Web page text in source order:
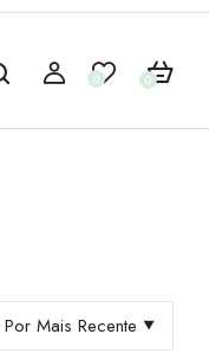
0 0
Mais Recente